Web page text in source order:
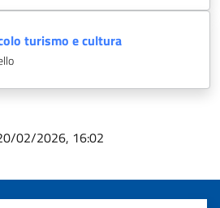
turismo e cultura
02/2026, 16:02